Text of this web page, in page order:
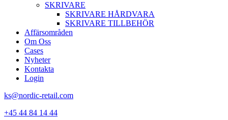
SKRIVARE
SKRIVARE HÅRDVARA
SKRIVARE TILLBEHÖR
Affärsområden
Om Oss
Cases
Nyheter
Kontakta
Login
ks@nordic-retail.com
+45 44 84 14 44